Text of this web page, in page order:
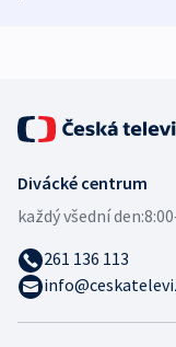
Divácké centrum
každý všední den:
261 136 113